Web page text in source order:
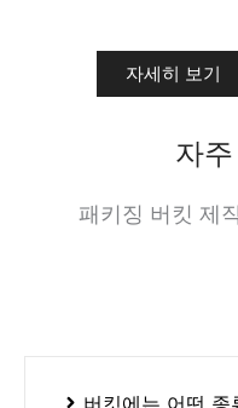
자세히 보기
자
패키징 버킷 제
버킷에는 어떤